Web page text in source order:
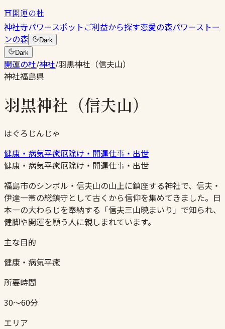
⛩開運の杜
神社寺パワースポットご利益から探す恋愛の森パワーストー
ンの森
Dark
Dark
開運の杜/神社/羽黒神社（信夫山）
神社福島県
羽黒神社（信夫山）
はぐろじんじゃ
健康・病気平癒厄除け・開運仕事・出世
健康・病気平癒厄除け・開運仕事・出世
福島市のシンボル・信夫山の山上に鎮座する神社で、信夫・
伊達一帯の総鎮守として古くから信仰を集めてきました。日
本一の大わらじを奉納する「信夫三山暁まいり」で知られ、
健脚や開運を願う人に親しまれています。
主な目的
健康・病気平癒
所要時間
30〜60分
エリア